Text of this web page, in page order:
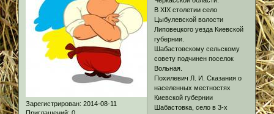
Зарегистрирован: 2014-08-11
В ХІХ столетии село
Цыбулевской волости
Липовецкого уезда Киевской
губернии.
Шабастовскому сельскому
совету подчинен поселок
Вольная.
Похилевич Л. И. Сказания о
населенных местностях
Киевской губернии
Шабастовка, село в 3-х